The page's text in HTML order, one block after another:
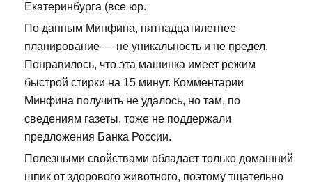
Екатеринбурга (все юр.
По данным Минфина, пятнадцатилетнее
планирование — не уникальность и не предел.
Понравилось, что эта машинка имеет режим
быстрой стирки на 15 минут. Комментарии
Минфина получить не удалось, но там, по
сведениям газеты, тоже не поддержали
предложения Банка России.
Полезными свойствами обладает только домашний
шпик от здорового животного, поэтому тщательно